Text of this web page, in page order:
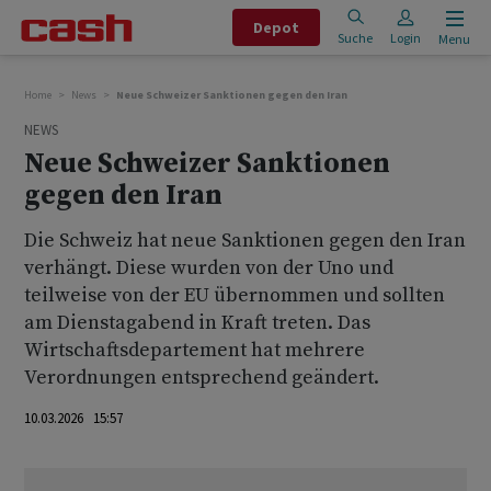
Depot
Suche Login Menu
Home News Neue Schweizer Sanktionen gegen den Iran
NEWS
Neue Schweizer Sanktionen
gegen den Iran
Die Schweiz hat neue Sanktionen gegen den Iran
verhängt. Diese wurden von der Uno und
teilweise von der EU übernommen und sollten
am Dienstagabend in Kraft treten. Das
Wirtschaftsdepartement hat mehrere
Verordnungen entsprechend geändert.
10.03.2026 15:57